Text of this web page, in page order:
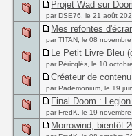
Projet Wad sur
par DSE76, le 21 août
Mes refontes
par TITAN, le 08
Le Petit Livre Bleu
par Péricqlès, le 10
Créateur de
par Pademonium, le 19
Final Doom :
par FredK, le 19
Morrowind, bientôt